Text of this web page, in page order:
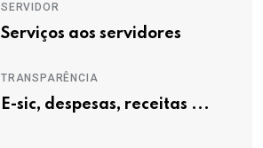
SERVIDOR
Serviços aos servidores
TRANSPARÊNCIA
E-sic, despesas, receitas ...